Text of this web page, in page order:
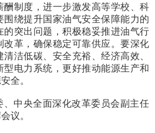
酬制度，进一步激发高等学校、科
绕提升国家油气安全保障能力的
的突出问题，积极稳妥推进油气行
改革，确保稳定可靠供应。要深化
洁低碳、安全充裕、经济高效、
电力系统，更好推动能源生产和
全。
、中央全面深化改革委员会副主任
议。